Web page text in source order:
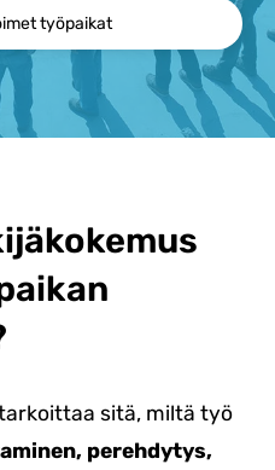
työpaikat
sitä, miltä työ
perehdytys,